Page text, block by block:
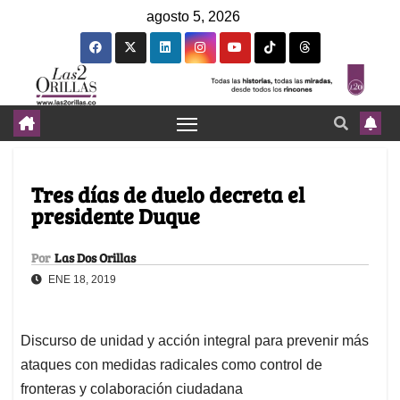
agosto 5, 2026
Tres días de duelo decreta el
presidente Duque
Por Las Dos Orillas
ENE 18, 2019
Discurso de unidad y acción integral para prevenir más
ataques con medidas radicales como control de
fronteras y colaboración ciudadana